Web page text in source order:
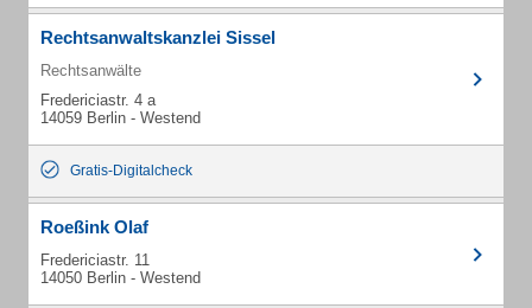
Rechtsanwaltskanzlei Sissel
Rechtsanwälte
Fredericiastr. 4 a
14059 Berlin - Westend
Gratis-Digitalcheck
Roeßink Olaf
Fredericiastr. 11
14050 Berlin - Westend